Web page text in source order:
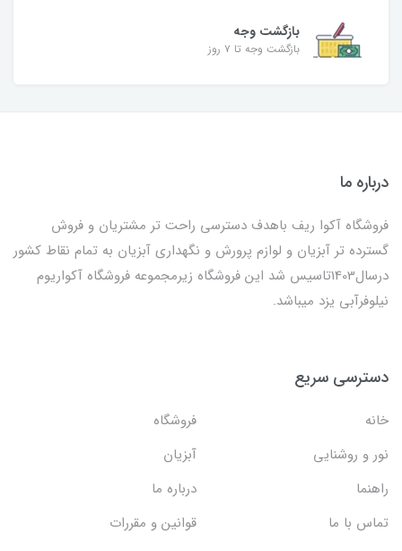
بازگشت وجه
بازگشت وجه تا ۷ روز
درباره ما
فروشگاه آکوا ریف باهدف دسترسی راحت تر مشتریان و فروش
گسترده تر آبزیان و لوازم پرورش و نگهداری آبزیان به تمام نقاط کشور
درسال1403تاسیس شد این فروشگاه زیرمجموعه فروشگاه آکواریوم
نیلوفرآبی یزد میباشد.
دسترسی سریع
خانه
فروشگاه
نور و روشنایی
آبزیان
راهنما
درباره ما
تماس با ما
قوانین و مقررات